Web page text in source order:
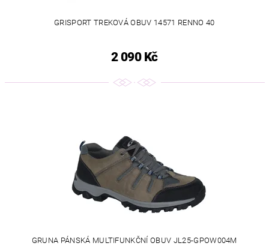
GRISPORT TREKOVÁ OBUV 14571 RENNO 40
2 090 Kč
GRUNA PÁNSKÁ MULTIFUNKČNÍ OBUV JL25-GPOW004M